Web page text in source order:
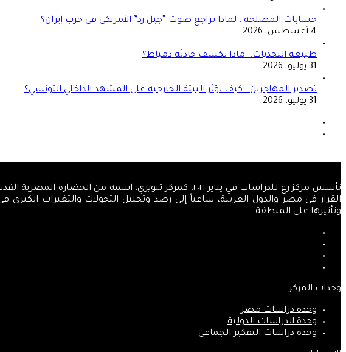
حسابات المصلحة.. لماذا تراجع صوت “جيل زد” الأمريكي في حرب إيران؟
4 أغسطس، 2026
طبيعة التحديات.. ماذا تكشف حادثة دمياط؟
31 يوليو، 2026
تصدير المهاجرين.. كيف تؤثر البيئة الخارجية على المشهد الداخلي التونسي؟
31 يوليو، 2026
تأسس مركز رع للدراسات في يناير ٢٠٢١، كمركز تنويري،
القرار في مصر والدول العربية، ساعياً إلى رصد وتحليل التحولات والتغيرات
وتأثيرها على المنطقة.
وحدات المركز
وحدة دراسات مصر
وحدة الدراسات الدولية
وحدة دراسات التفكير الجماعي